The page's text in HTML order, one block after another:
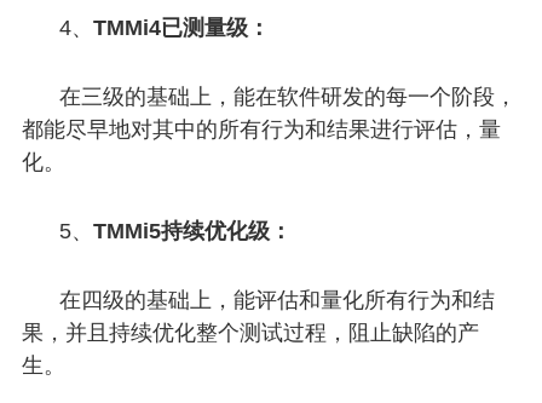
4、 TMMi4已测量级：
在三级的基础上，能在软件研发的每一个阶段，
都能尽早地对其中的所有行为和结果进行评估，量
化。
5、 TMMi5持续优化级：
在四级的基础上，能评估和量化所有行为和结
果，并且持续优化整个测试过程，阻止缺陷的产
生。